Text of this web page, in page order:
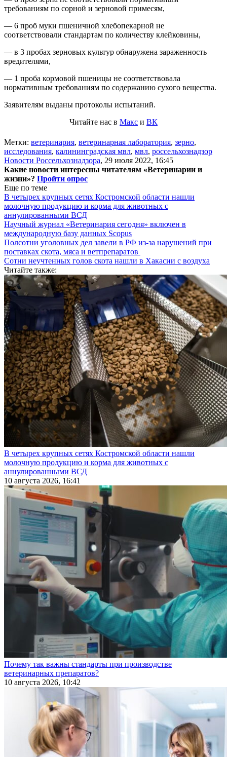
требованиям по сорной и зерновой примесям,
— 6 проб муки пшеничной хлебопекарной не
соответствовали стандартам по количеству клейковины,
— в 3 пробах зерновых культур обнаружена зараженность
вредителями,
— 1 проба кормовой пшеницы не соответствовала
нормативным требованиям по содержанию сухого вещества.
Заявителям выданы протоколы испытаний.
Читайте нас в Макс и ВК
Метки: ветеринария, ветеринарная лаборатория, зерно,
исследования, калининградская мвл, мвл, россельхознадзор
Новости Россельхознадзора, 29 июля 2022, 16:45
Какие новости интересны читателям «Ветеринарии и
жизни»? Пройти опрос
Еще по теме
В четырех крупных сетях Костромской области нашли
молочную продукцию и корма для животных с
аннулированными ВСД
Научный журнал «Ветеринария сегодня» включен в
международную базу данных Scopus
Полсотни уголовных дел завели в РФ из-за нарушений при
поставках скота, мяса и ветпрепаратов
Сотни неучтенных голов скота нашли в Хакасии с воздуха
Читайте также:
В четырех крупных сетях Костромской области нашли
молочную продукцию и корма для животных с
аннулированными ВСД
10 августа 2026, 16:41
Почему так важны стандарты при производстве
ветеринарных препаратов?
10 августа 2026, 10:42